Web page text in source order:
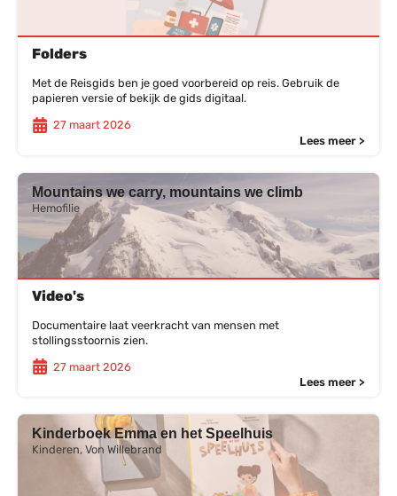
Folders
Met de Reisgids ben je goed voorbereid op reis. Gebruik de
papieren versie of bekijk de gids digitaal.
27 maart 2026
Lees meer >
Mountains we carry, mountains we climb
Hemofilie
Video's
Documentaire laat veerkracht van mensen met
stollingsstoornis zien.
27 maart 2026
Lees meer >
Kinderboek Emma en het Speelhuis
Kinderen, Von Willebrand